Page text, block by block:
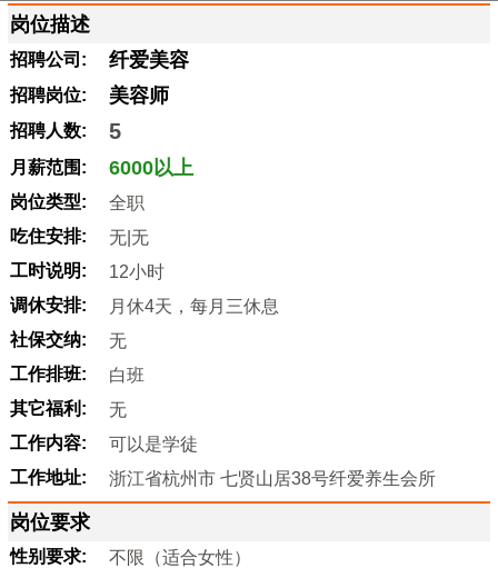
岗位描述
招聘公司: 纤爱美容
招聘岗位: 美容师
招聘人数: 5
月薪范围: 6000以上
岗位类型:
全职
吃住安排:
无|无
工时说明:
12小时
调休安排:
月休4天，每月三休息
社保交纳:
无
工作排班:
白班
其它福利:
无
工作内容:
可以是学徒
工作地址:
浙江省杭州市 七贤山居38号纤爱养生会所
岗位要求
性别要求:
不限（适合女性）